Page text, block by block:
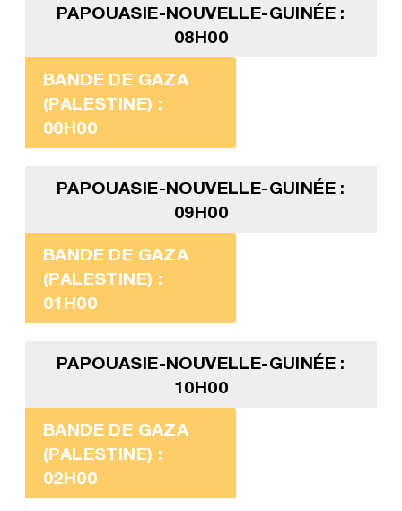
PAPOUASIE-NOUVELLE-GUINÉE :
08H00
BANDE DE GAZA
(PALESTINE) :
00H00
PAPOUASIE-NOUVELLE-GUINÉE :
09H00
BANDE DE GAZA
(PALESTINE) :
01H00
PAPOUASIE-NOUVELLE-GUINÉE :
10H00
BANDE DE GAZA
(PALESTINE) :
02H00